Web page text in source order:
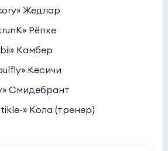
Жедлар
Рёпке
Камбер
Кесичи
Смидебрант
» Кола (тренер)